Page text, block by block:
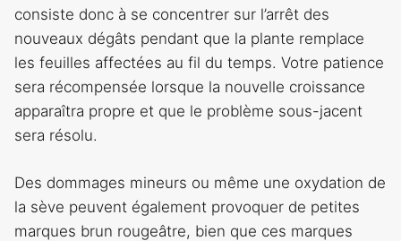
consiste donc à se concentrer sur l’arrêt des
nouveaux dégâts pendant que la plante remplace
les feuilles affectées au fil du temps. Votre patience
sera récompensée lorsque la nouvelle croissance
apparaîtra propre et que le problème sous-jacent
sera résolu.
Des dommages mineurs ou même une oxydation de
la sève peuvent également provoquer de petites
marques brun rougeâtre, bien que ces marques